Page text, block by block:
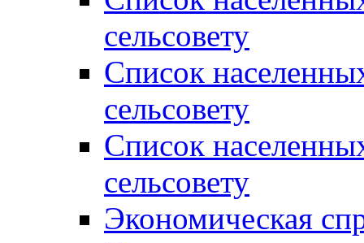
сельсовету
Список
сельсовету
Список
сельсовету
Экономическая